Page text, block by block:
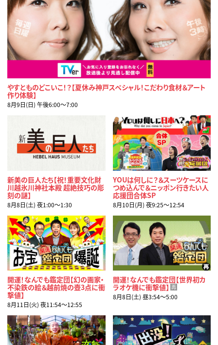
やすとものどこいこ！？【夏休み神戸スペシャル！こだわり食材＆アート
作り体験】
8月9日(日) 午後6:00〜7:00
新美の巨人たち【祝！重要文化財
川越氷川神社本殿 超絶技巧の彫
刻の謎】
8月8日(土) 夜1:00〜1:30
YOUは何しに？＆スーツケースに
つめ込んで＆ニッポン行きたい人
応援団合体SP
8月10日(月) 夜9:25〜12:54
開運！なんでも鑑定団【幻の画家・
不染鉄の絵＆越前焼の壺3点に衝
撃値】
8月11日(火) 夜11:54〜12:55
開運！なんでも鑑定団【世界初カ
ラオケ機に衝撃値】 再
8月8日(土) 昼3:54〜5:00